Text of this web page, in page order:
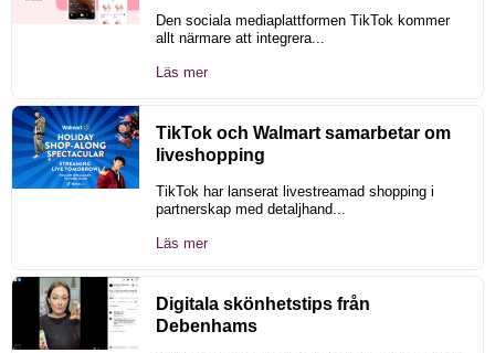
Den sociala mediaplattformen TikTok kommer
allt närmare att integrera...
Läs mer
TikTok och Walmart samarbetar om
liveshopping
TikTok har lanserat livestreamad shopping i
partnerskap med detaljhand...
Läs mer
Digitala skönhetstips från
Debenhams